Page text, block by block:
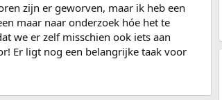
zijn er geworven, maar ik heb een
maar naar onderzoek hóe het te
we er zelf misschien ook iets aan
Er ligt nog een belangrijke taak voor